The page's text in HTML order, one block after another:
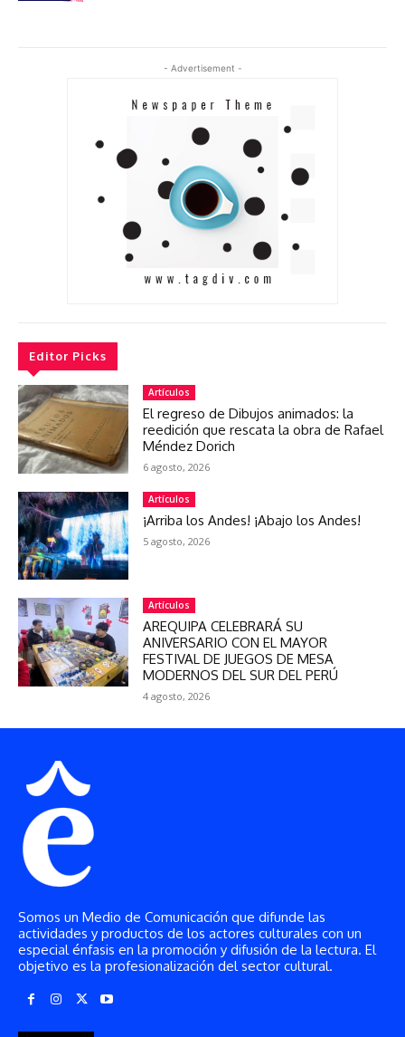
- Advertisement -
Editor Picks
Artículos
El regreso de Dibujos animados: la
reedición que rescata la obra de Rafael
Méndez Dorich
6 agosto, 2026
Artículos
¡Arriba los Andes! ¡Abajo los Andes!
5 agosto, 2026
Artículos
AREQUIPA CELEBRARÁ SU
ANIVERSARIO CON EL MAYOR
FESTIVAL DE JUEGOS DE MESA
MODERNOS DEL SUR DEL PERÚ
4 agosto, 2026
Somos un Medio de Comunicación que difunde las
actividades y productos de los actores culturales con un
especial énfasis en la promoción y difusión de la lectura. El
objetivo es la profesionalización del sector cultural.